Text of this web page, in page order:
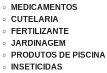
MEDICAMENTOS
CUTELARIA
FERTILIZANTE
JARDINAGEM
PRODUTOS DE PISCINA
INSETICIDAS